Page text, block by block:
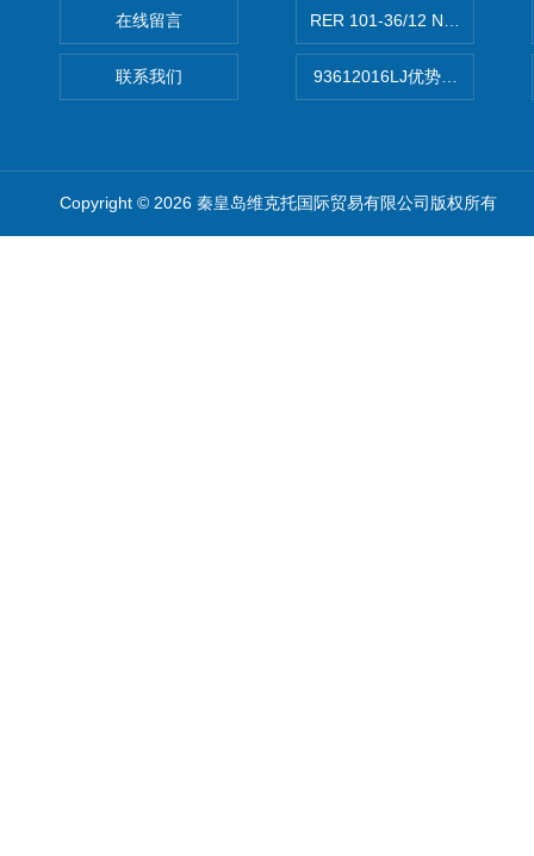
在线留言
联系我们
RER 101-36/12 NHH离心
93612016LJ优势供应美国
Copyright © 2026 秦皇岛维克托国际贸易有限公司版权所有